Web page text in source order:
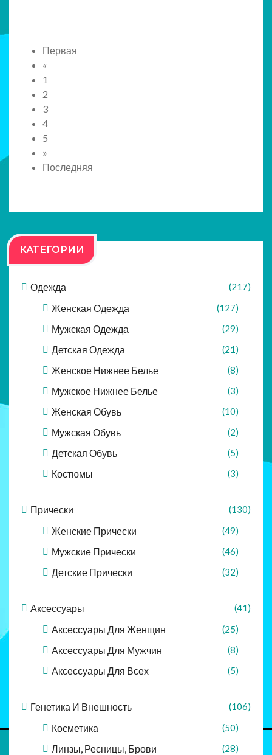
Первая
«
1
2
3
4
5
»
Последняя
КАТЕГОРИИ
Одежда (217)
Женская Одежда (127)
Мужская Одежда (29)
Детская Одежда (21)
Женское Нижнее Белье (8)
Мужское Нижнее Белье (3)
Женская Обувь (10)
Мужская Обувь (2)
Детская Обувь (5)
Костюмы (3)
Прически (130)
Женские Прически (49)
Мужские Прически (46)
Детские Прически (32)
Аксессуары (41)
Аксессуары Для Женщин (25)
Аксессуары Для Мужчин (8)
Аксессуары Для Всех (5)
Генетика И Внешность (106)
Косметика (50)
Линзы, Ресницы, Брови (28)